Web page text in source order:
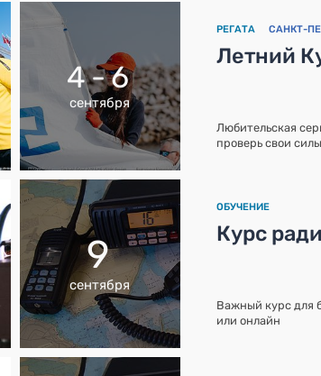
4 - 6
сентября
РЕГАТА САНКТ-
Летний
Любительская
проверь свои
9
сентября
ОБУЧЕНИЕ
Курс
Важный курс для
или онлайн